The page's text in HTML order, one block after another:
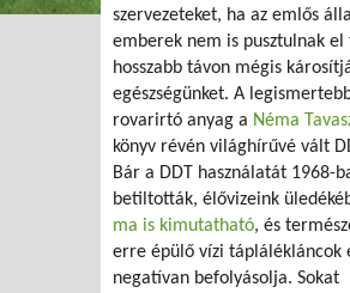
szervezeteket, ha az emlős
emberek nem is pusztulnak el
hosszabb távon mégis
egészségünket. A
rovarirtó anyag a Néma
könyv révén világhírűvé vált
Bár a DDT használatát 1968-
betiltották, élővizeink
ma is kimutatható, és
erre épülő vízi táplálékláncok
negatívan befolyásolja. Sokat